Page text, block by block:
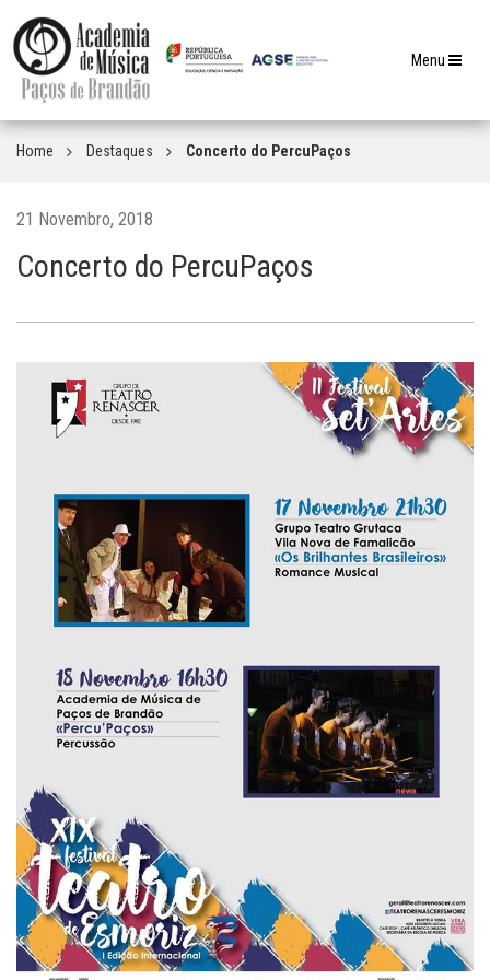
Toggle
Menu
Home Destaques Concerto do PercuPaços
21 Novembro, 2018
Concerto do PercuPaços